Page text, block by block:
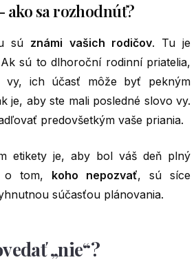
ako sa rozhodnúť?
sú známi vašich rodičov. Tu je
sú to dlhoroční rodinní priatelia,
vy, ich účasť môže byť pekným
je, aby ste mali posledné slovo vy.
predovšetkým vaše priania.
etikety je, aby bol váš deň plný
o tom, koho nepozvať, sú síce
súčasťou plánovania.
„nie“?